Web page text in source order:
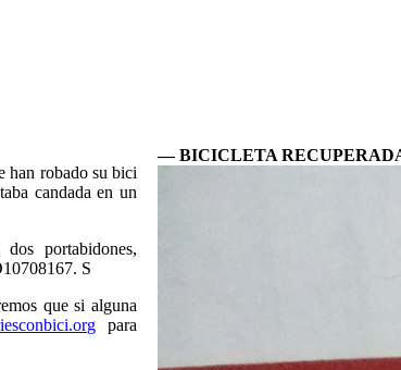
— BICICLETA
han robado su bici
candada en un
portabidones,
S
que si alguna
para